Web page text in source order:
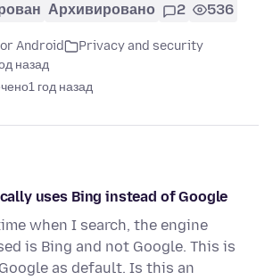
Архивировано 2 536
Android
Privacy and security
назад
1 год назад
uses Bing instead of Google
when I search, the engine
is Bing and not Google. This is
as default. Is this an